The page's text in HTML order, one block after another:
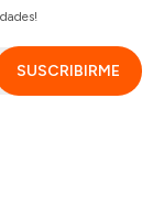
SUSCRIBIRME